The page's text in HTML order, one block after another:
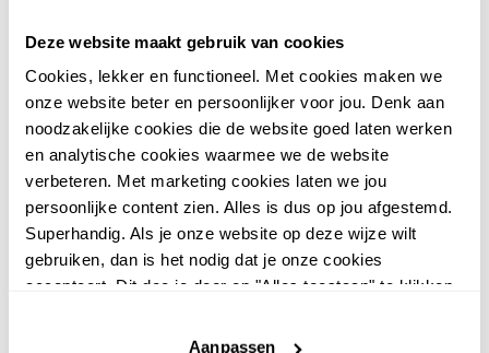
Deze website maakt gebruik van cookies
Cookies, lekker en functioneel. Met cookies maken we
onze website beter en persoonlijker voor jou. Denk aan
noodzakelijke cookies die de website goed laten werken
en analytische cookies waarmee we de website
verbeteren. Met marketing cookies laten we jou
persoonlijke content zien. Alles is dus op jou afgestemd.
Superhandig. Als je onze website op deze wijze wilt
gebruiken, dan is het nodig dat je onze cookies
accepteert. Dit doe je door op "Alles toestaan" te klikken.
website niet optimaal functioneert.
Aanpassen